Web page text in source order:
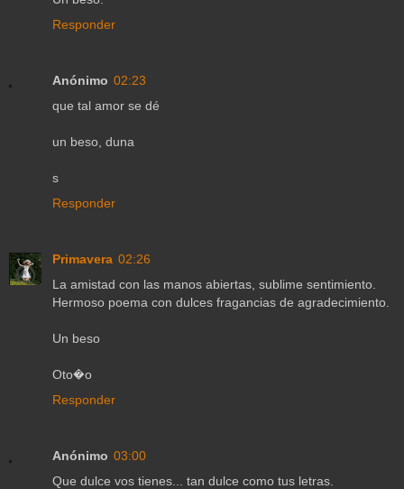
Responder
Anónimo 02:23
que tal amor se dé
un beso, duna
s
Responder
Primavera 02:26
La amistad con las manos abiertas, sublime sentimiento.
Hermoso poema con dulces fragancias de agradecimiento.
Un beso
Oto�o
Responder
Anónimo 03:00
Que dulce vos tienes... tan dulce como tus letras.